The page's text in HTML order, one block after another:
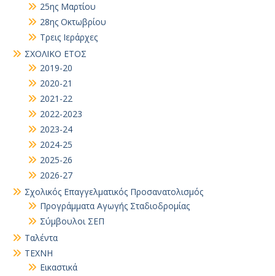
25ης Μαρτίου
28ης Οκτωβρίου
Τρεις Ιεράρχες
ΣΧΟΛΙΚΟ ΕΤΟΣ
2019-20
2020-21
2021-22
2022-2023
2023-24
2024-25
2025-26
2026-27
Σχολικός Επαγγελματικός Προσανατολισμός
Προγράμματα Αγωγής Σταδιοδρομίας
Σύμβουλοι ΣΕΠ
Ταλέντα
ΤΕΧΝΗ
Εικαστικά